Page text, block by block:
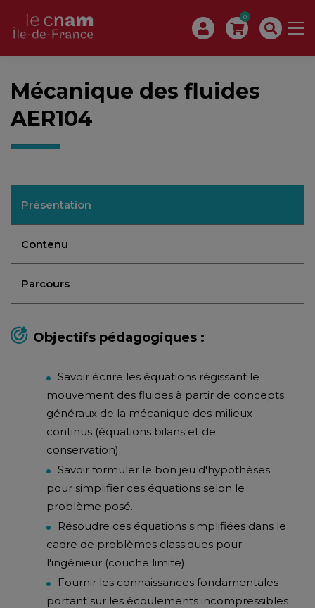
0
Mécanique des fluides
AER104
Présentation
Contenu
Parcours
Objectifs pédagogiques :
Savoir écrire les équations régissant le
mouvement des fluides à partir de concepts
généraux de la mécanique des milieux
continus (équations bilans et de
conservation).
Savoir formuler le bon jeu d'hypothèses
pour simplifier ces équations selon le
problème posé.
Résoudre ces équations simplifiées dans le
cadre de problèmes classiques pour
l'ingénieur (couche limite).
Fournir les connaissances fondamentales
portant sur les écoulements incompressibles